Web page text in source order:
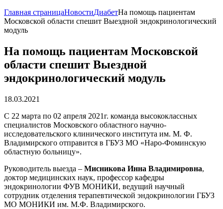
Главная страницаНовостиДиабетНа помощь пациентам
Московской области спешит Выездной эндокринологический
модуль
На помощь пациентам Московской
области спешит Выездной
эндокринологический модуль
18.03.2021
С 22 марта по 02 апреля 2021г. команда высококлассных
специалистов Московского областного научно-
исследовательского клинического института им. М. Ф.
Владимирского отправится в ГБУЗ МО «Наро-Фоминскую
областную больницу».
Руководитель выезда – Мисникова Инна Владимировна,
доктор медицинских наук, профессор кафедры
эндокринологии ФУВ МОНИКИ, ведущий научный
сотрудник отделения терапевтической эндокринологии ГБУЗ
МО МОНИКИ им. М.Ф. Владимирского.